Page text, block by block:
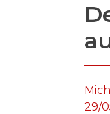
29/